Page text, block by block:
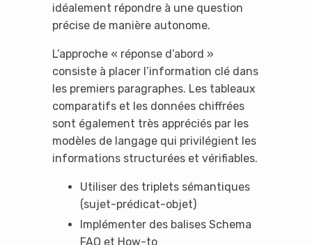
idéalement répondre à une question
précise de manière autonome.
L’approche « réponse d’abord »
consiste à placer l’information clé dans
les premiers paragraphes. Les tableaux
comparatifs et les données chiffrées
sont également très appréciés par les
modèles de langage qui privilégient les
informations structurées et vérifiables.
Utiliser des triplets sémantiques
(sujet-prédicat-objet)
Implémenter des balises Schema
FAQ et How-to
It looks like you're
using an ad-blocker!
Yes, I will turn off Ad-Blocker